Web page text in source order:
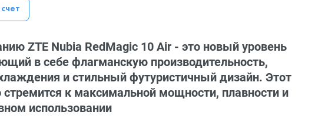
ZTE Nubia RedMagic 10 Air - это новый уровень
в себе флагманскую производительность,
и стильный футуристичный дизайн. Этот
к максимальной мощности, плавности и
использовании